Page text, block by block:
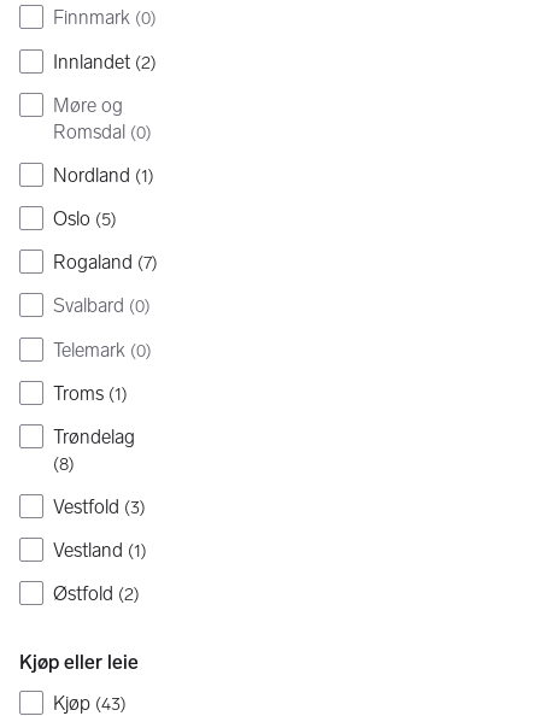
Finnmark (0)
Innlandet (2)
Møre og
Romsdal (0)
Nordland (1)
Oslo (5)
Rogaland (7)
Svalbard (0)
Telemark (0)
Troms (1)
Trøndelag
(8)
Vestfold (3)
Vestland (1)
Østfold (2)
Kjøp eller leie
Kjøp (43)